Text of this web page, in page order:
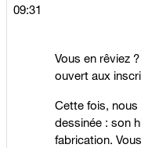
09:31
Vous en rêviez
ouvert aux
Cette fois,
dessinée : son
fabrication.